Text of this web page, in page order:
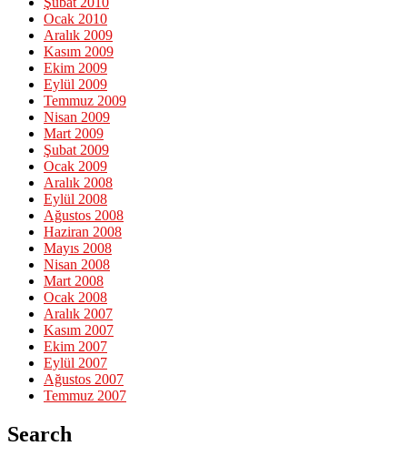
Ocak 2010
Aralık 2009
Kasım 2009
Ekim 2009
Eylül 2009
Temmuz 2009
Nisan 2009
Mart 2009
Şubat 2009
Ocak 2009
Aralık 2008
Eylül 2008
Ağustos 2008
Haziran 2008
Mayıs 2008
Nisan 2008
Mart 2008
Ocak 2008
Aralık 2007
Kasım 2007
Ekim 2007
Eylül 2007
Ağustos 2007
Temmuz 2007
Search